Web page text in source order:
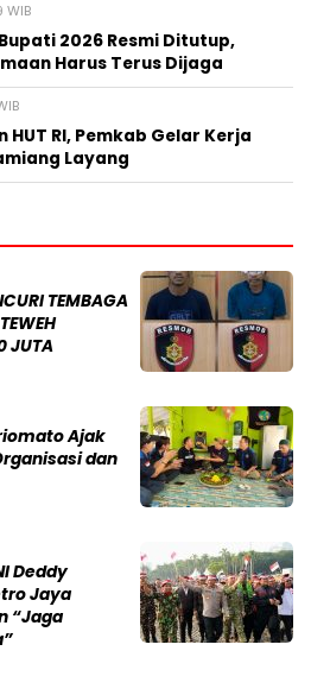
2026 Resmi Ditutup,
Harus Terus Dijaga
RI, Pemkab Gelar Kerja
Layang
TEMBAGA
JUTA
Ajak
dan
Deddy
Jaya
“Jaga